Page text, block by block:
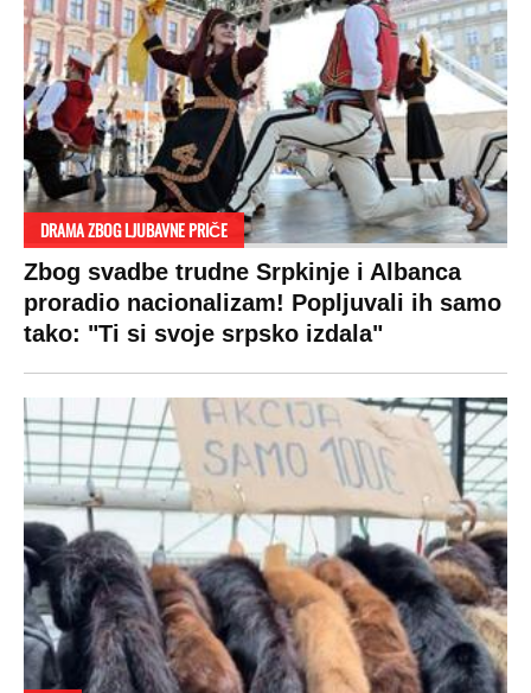
DRAMA ZBOG LJUBAVNE PRIČE
Zbog svadbe trudne Srpkinje i Albanca
proradio nacionalizam! Popljuvali ih samo
tako: "Ti si svoje srpsko izdala"